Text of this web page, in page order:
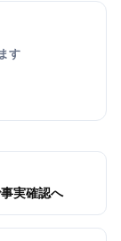
す
実確認へ